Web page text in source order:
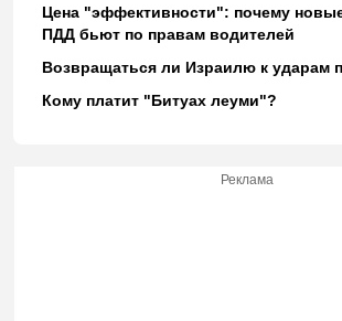
Цена "эффективности": почему
ПДД бьют по правам водителей
Возвращаться ли Израилю к ударам
Кому платит "Битуах леуми"?
Реклама